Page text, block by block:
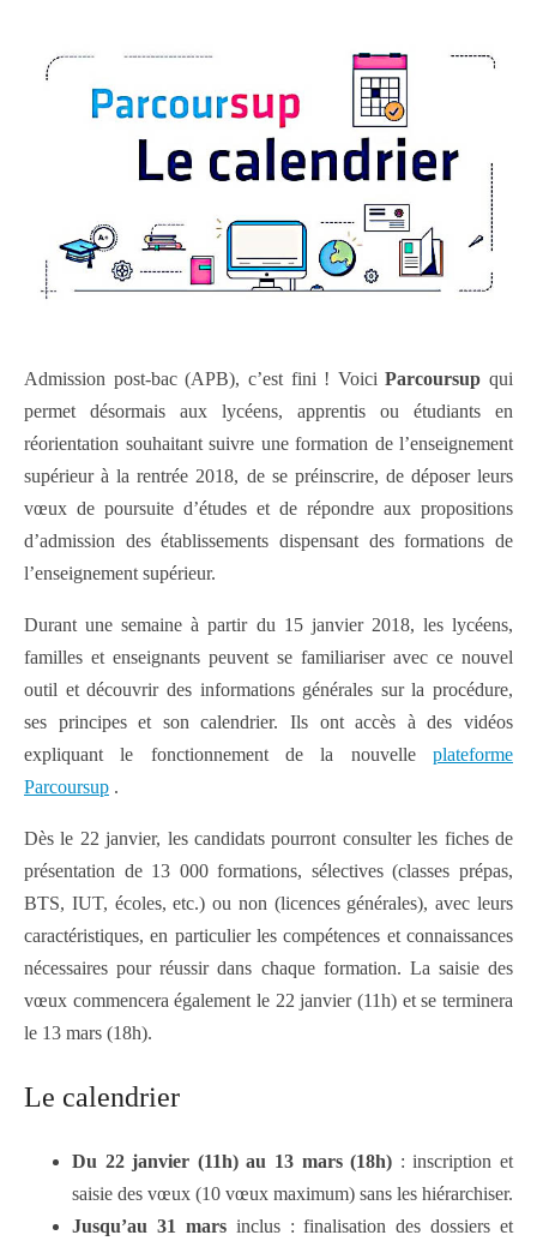
Admission post-bac (APB), c’est fini ! VoiciParcoursup qui
permet désormais aux lycéens, apprentis ou étudiants en
réorientation souhaitant suivre une formation de l’enseignement
supérieur à la rentrée 2018, de se préinscrire, de déposer leurs
vœux de poursuite d’études et de répondre aux propositions
d’admission des établissements dispensant des formations de
l’enseignement supérieur.
Durant une semaine à partir du 15 janvier 2018, les lycéens,
familles et enseignants peuvent se familiariser avec ce nouvel
outil et découvrir des informations générales sur la procédure,
ses principes et son calendrier. Ils ont accès à des vidéos
expliquant le fonctionnement de la nouvelle plateforme
Parcoursup .
Dès le 22 janvier, les candidats pourront consulter les fiches de
présentation de 13 000 formations, sélectives (classes prépas,
BTS, IUT, écoles, etc.) ou non (licences générales), avec leurs
caractéristiques, en particulier les compétences et connaissances
nécessaires pour réussir dans chaque formation. La saisie des
vœux commencera également le 22 janvier (11h) et se terminera
le 13 mars (18h).
Le calendrier
Du 22 janvier (11h) au 13 mars (18h) : inscription et
saisie des vœux (10 vœux maximum) sans les hiérarchiser.
Jusqu’au 31 marsinclus : finalisation des dossiers et